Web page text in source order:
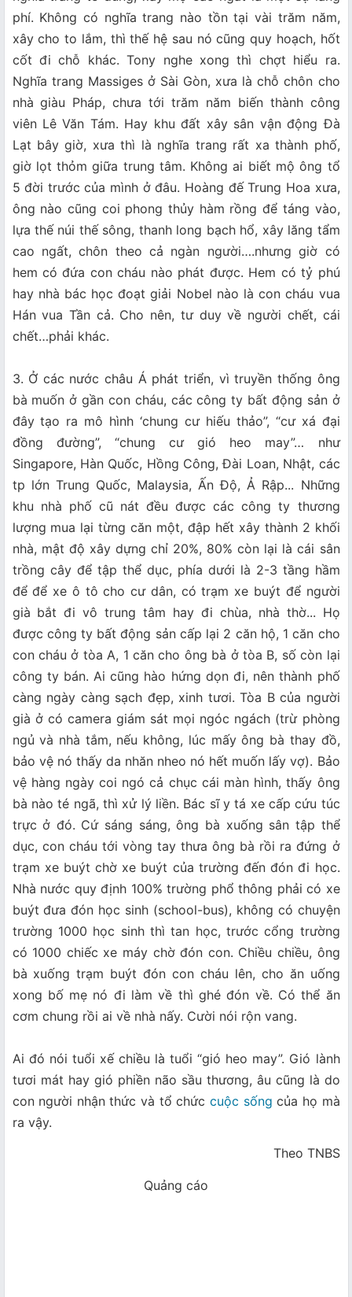
phí. Không có nghĩa trang nào tồn tại vài trăm năm,
xây cho to lắm, thì thế hệ sau nó cũng quy hoạch, hốt
cốt đi chỗ khác. Tony nghe xong thì chợt hiểu ra.
Nghĩa trang Massiges ở Sài Gòn, xưa là chỗ chôn cho
nhà giàu Pháp, chưa tới trăm năm biến thành công
viên Lê Văn Tám. Hay khu đất xây sân vận động Đà
Lạt bây giờ, xưa thì là nghĩa trang rất xa thành phố,
giờ lọt thỏm giữa trung tâm. Không ai biết mộ ông tổ
5 đời trước của mình ở đâu. Hoàng đế Trung Hoa xưa,
ông nào cũng coi phong thủy hàm rồng để táng vào,
lựa thế núi thế sông, thanh long bạch hổ, xây lăng tẩm
cao ngất, chôn theo cả ngàn người….nhưng giờ có
hem có đứa con cháu nào phát được. Hem có tỷ phú
hay nhà bác học đoạt giải Nobel nào là con cháu vua
Hán vua Tần cả. Cho nên, tư duy về người chết, cái
chết…phải khác.
3. Ở các nước châu Á phát triển, vì truyền thống ông
bà muốn ở gần con cháu, các công ty bất động sản ở
đây tạo ra mô hình ‘chung cư hiếu thảo”, “cư xá đại
đồng đường”, “chung cư gió heo may”… như
Singapore, Hàn Quốc, Hồng Công, Đài Loan, Nhật, các
tp lớn Trung Quốc, Malaysia, Ấn Độ, Ả Rập... Những
khu nhà phố cũ nát đều được các công ty thương
lượng mua lại từng căn một, đập hết xây thành 2 khối
nhà, mật độ xây dựng chỉ 20%, 80% còn lại là cái sân
trồng cây để tập thể dục, phía dưới là 2-3 tầng hầm
để để xe ô tô cho cư dân, có trạm xe buýt để người
già bắt đi vô trung tâm hay đi chùa, nhà thờ... Họ
được công ty bất động sản cấp lại 2 căn hộ, 1 căn cho
con cháu ở tòa A, 1 căn cho ông bà ở tòa B, số còn lại
công ty bán. Ai cũng hào hứng dọn đi, nên thành phố
càng ngày càng sạch đẹp, xinh tươi. Tòa B của người
già ở có camera giám sát mọi ngóc ngách (trừ phòng
ngủ và nhà tắm, nếu không, lúc mấy ông bà thay đồ,
bảo vệ nó thấy da nhăn nheo nó hết muốn lấy vợ). Bảo
vệ hàng ngày coi ngó cả chục cái màn hình, thấy ông
bà nào té ngã, thì xử lý liền. Bác sĩ y tá xe cấp cứu túc
trực ở đó. Cứ sáng sáng, ông bà xuống sân tập thể
dục, con cháu tới vòng tay thưa ông bà rồi ra đứng ở
trạm xe buýt chờ xe buýt của trường đến đón đi học.
Nhà nước quy định 100% trường phổ thông phải có xe
buýt đưa đón học sinh (school-bus), không có chuyện
trường 1000 học sinh thì tan học, trước cổng trường
có 1000 chiếc xe máy chờ đón con. Chiều chiều, ông
bà xuống trạm buýt đón con cháu lên, cho ăn uống
xong bố mẹ nó đi làm về thì ghé đón về. Có thể ăn
cơm chung rồi ai về nhà nấy. Cười nói rộn vang.
Ai đó nói tuổi xế chiều là tuổi “gió heo may”. Gió lành
tươi mát hay gió phiền não sầu thương, âu cũng là do
con người nhận thức và tổ chức cuộc sống của họ mà
ra vậy.
Theo TNBS
Quảng cáo